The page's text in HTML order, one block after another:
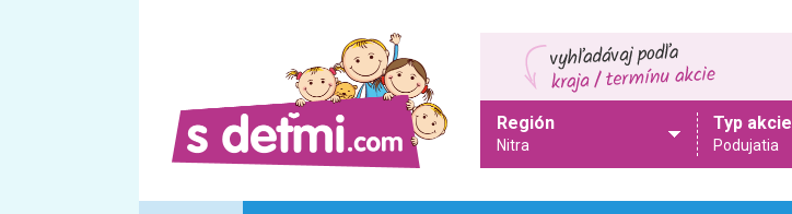
Región
Nitra
Typ akcie
Podujatia